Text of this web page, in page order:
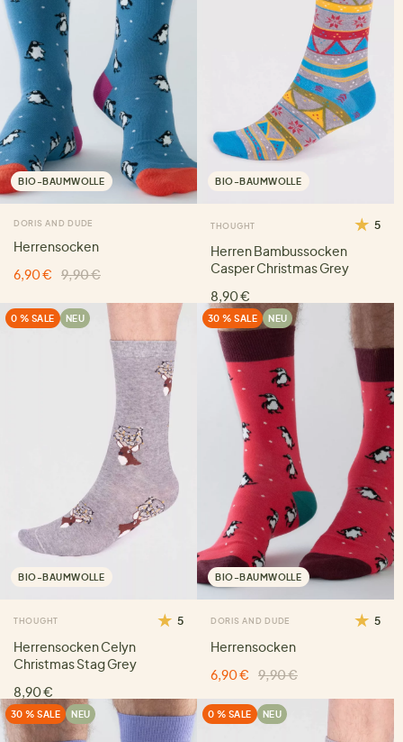
BIO-BAUMWOLLE
DORIS AND DUDE
Herrensocken
6,90 €
9,90 €
BIO-BAUMWOLLE
THOUGHT 5
Herren Bambussocken
Casper Christmas Grey
8,90 €
0 % SALE NEU
BIO-BAUMWOLLE
THOUGHT 5
Herrensocken Celyn
Christmas Stag Grey
8,90 €
30 % SALE NEU
BIO-BAUMWOLLE
DORIS AND DUDE 5
Herrensocken
6,90 €
9,90 €
30 % SALE NEU 0 % SALE NEU